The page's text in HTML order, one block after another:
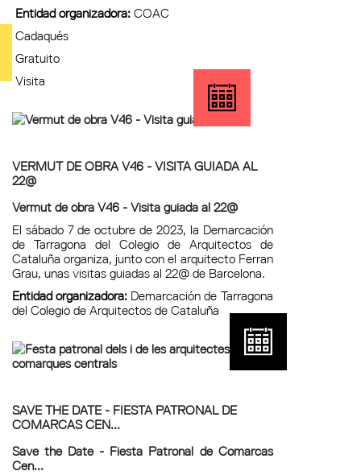
Entidad organizadora:COAC
Cadaqués
Gratuito
Visita
VERMUT DE OBRA V46 - VISITA GUIADA AL
22@
Vermut de obra V46 - Visita guiada al 22@
El sábado 7 de octubre de 2023, la Demarcación
de Tarragona del Colegio de Arquitectos de
Cataluña organiza, junto con el arquitecto Ferran
Grau, unas visitas guiadas al 22@ de Barcelona.
Entidad organizadora: Demarcación de Tarragona
del Colegio de Arquitectos de Cataluña
SAVE THE DATE - FIESTA PATRONAL DE
COMARCAS CEN...
Save the Date - Fiesta Patronal de Comarcas
Cen...